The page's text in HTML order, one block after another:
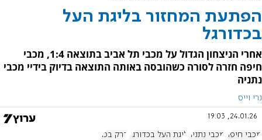
הפתעת המחזור בליגת העל
בכדורגל
אחרי הניצחון הגדול על מכבי תל אביב בתוצאה 1:4, מכבי
חיפה חזרה לסורה כשהובסה באותה התוצאה בדיוק בידיי מכבי
נתניה
נרי וייס
24.01.26, 19:03
מכבי חיפה מכבי נתניה ליגת העל בכדורגל ברק בכר